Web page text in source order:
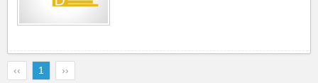
‹‹ 1 ››